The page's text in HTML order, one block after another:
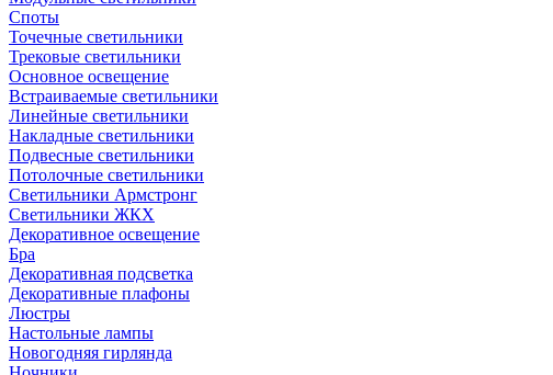
Споты
Точечные светильники
Трековые светильники
Основное освещение
Встраиваемые светильники
Линейные светильники
Накладные светильники
Подвесные светильники
Потолочные светильники
Светильники Армстронг
Светильники ЖКХ
Декоративное освещение
Бра
Декоративная подсветка
Декоративные плафоны
Люстры
Настольные лампы
Новогодняя гирлянда